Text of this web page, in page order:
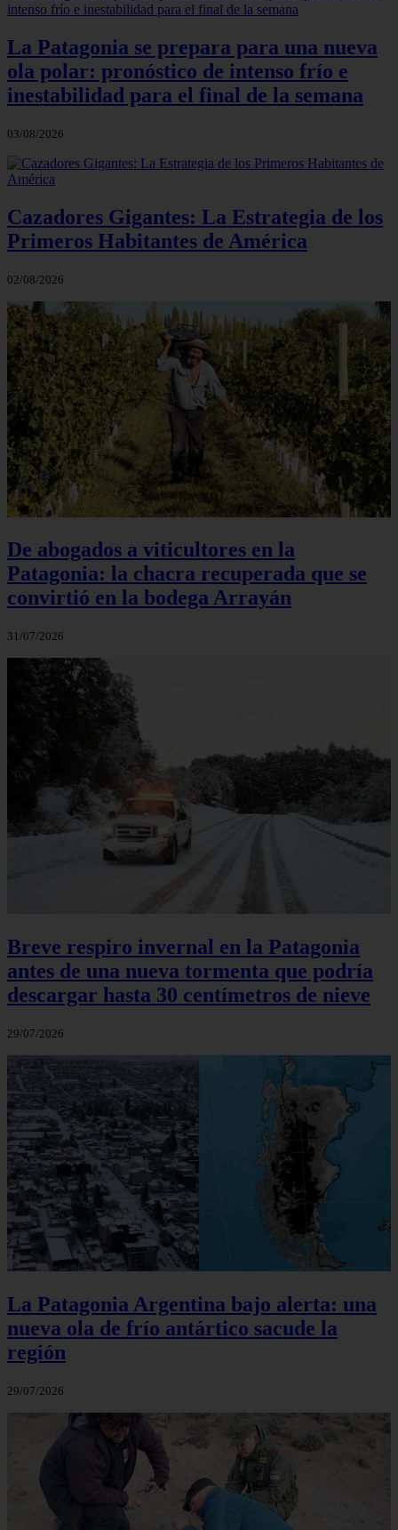
La Patagonia se prepara para una nueva
ola polar: pronóstico de intenso frío e
inestabilidad para el final de la semana
03/08/2026
Cazadores Gigantes: La Estrategia de los
Primeros Habitantes de América
02/08/2026
De abogados a viticultores en la
Patagonia: la chacra recuperada que se
convirtió en la bodega Arrayán
31/07/2026
Breve respiro invernal en la Patagonia
antes de una nueva tormenta que podría
descargar hasta 30 centímetros de nieve
29/07/2026
La Patagonia Argentina bajo alerta: una
nueva ola de frío antártico sacude la
región
29/07/2026